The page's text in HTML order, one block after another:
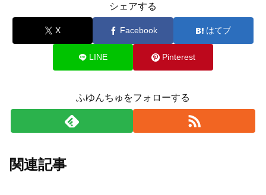
シェアする
X Facebook はてブ
LINE Pinterest
ふゆんちゅをフォローする
関連記事